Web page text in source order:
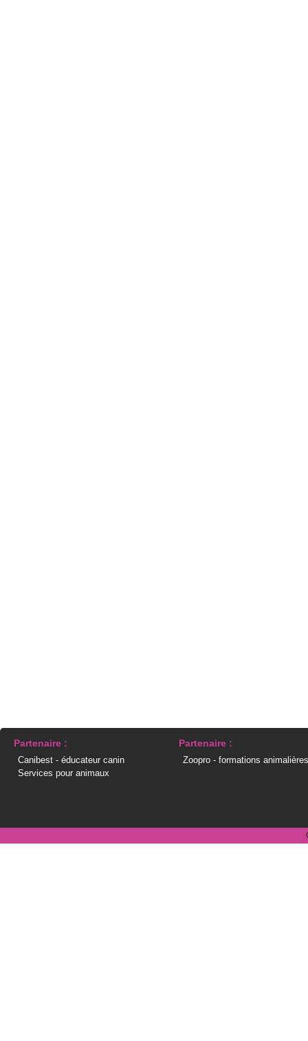
Partenaire :
Canibest - éducateur canin
Services pour animaux
Partenaire :
Zoopro - formations animalières